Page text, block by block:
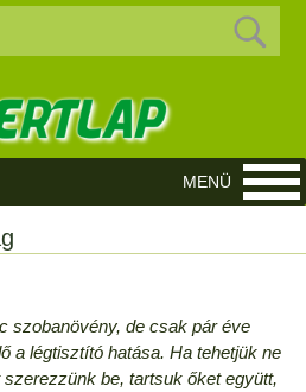
szobanövény, de csak pár éve
a légtisztító hatása. Ha tehetjük ne
be, tartsuk őket együtt,